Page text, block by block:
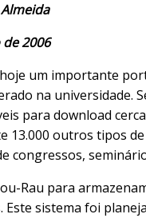
2006
um importante
na universidade.
para download
13.000 outros tipos
congressos,
Rau para
Este sistema foi